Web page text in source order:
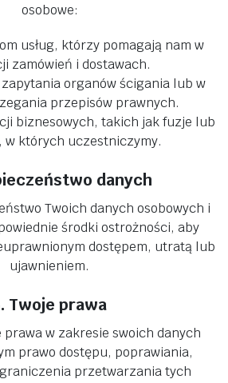
osobowe:
usług, którzy pomagają nam w
zamówień i dostawach.
organów ścigania lub w
przepisów prawnych.
biznesowych, takich jak fuzje lub
w których uczestniczymy.
danych
Twoich danych osobowych i
środki ostrożności, aby
dostępem, utratą lub
ujawnieniem.
Twoje prawa
prawa w zakresie swoich danych
prawo dostępu, poprawiania,
przetwarzania tych